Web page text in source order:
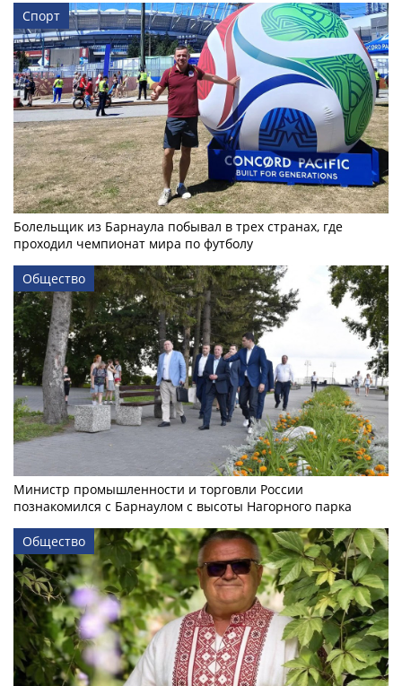
Спорт
Болельщик из Барнаула побывал в трех странах, где
проходил чемпионат мира по футболу
Общество
Министр промышленности и торговли России
познакомился с Барнаулом с высоты Нагорного парка
Общество